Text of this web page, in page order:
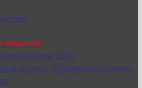
комиссия
2026
проект «Профессионалитет»